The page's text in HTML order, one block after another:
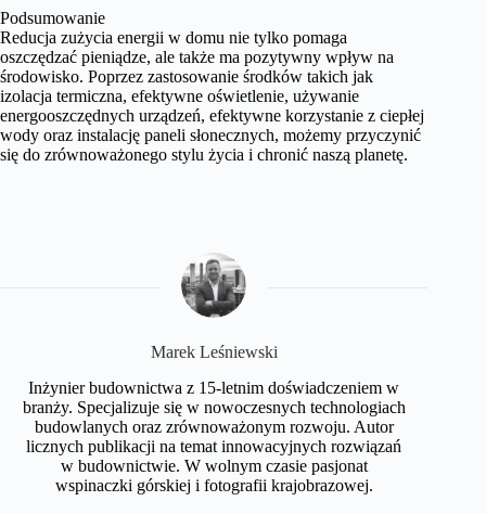
Podsumowanie
Reducja zużycia energii w domu nie tylko pomaga
oszczędzać pieniądze, ale także ma pozytywny wpływ na
środowisko. Poprzez zastosowanie środków takich jak
izolacja termiczna, efektywne oświetlenie, używanie
energooszczędnych urządzeń, efektywne korzystanie z ciepłej
wody oraz instalację paneli słonecznych, możemy przyczynić
się do zrównoważonego stylu życia i chronić naszą planetę.
Marek Leśniewski
Inżynier budownictwa z 15-letnim doświadczeniem w
branży. Specjalizuje się w nowoczesnych technologiach
budowlanych oraz zrównoważonym rozwoju. Autor
licznych publikacji na temat innowacyjnych rozwiązań
w budownictwie. W wolnym czasie pasjonat
wspinaczki górskiej i fotografii krajobrazowej.